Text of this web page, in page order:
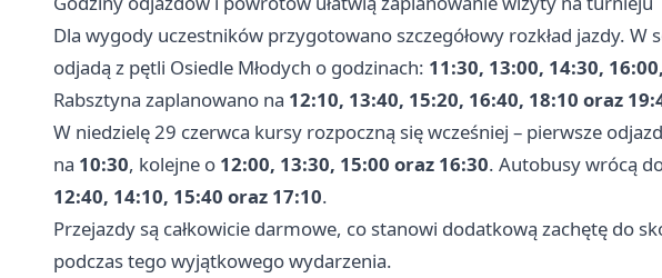
Dla wygody uczestników przygotowano szczegółowy rozkład jazdy. W
odjadą z pętli Osiedle Młodych o godzinach: 11:30, 13:00, 14:30,
Rabsztyna zaplanowano na 12:10, 13:40, 15:20, 16:40, 18:10 oraz
W niedzielę 29 czerwca kursy rozpoczną się wcześniej – pierwsze
na 10:30, kolejne o 12:00, 13:30, 15:00 oraz 16:30. Autobusy wrócą
12:40, 14:10, 15:40 oraz 17:10.
Przejazdy są całkowicie darmowe, co stanowi dodatkową zachętę do
podczas tego wyjątkowego wydarzenia.